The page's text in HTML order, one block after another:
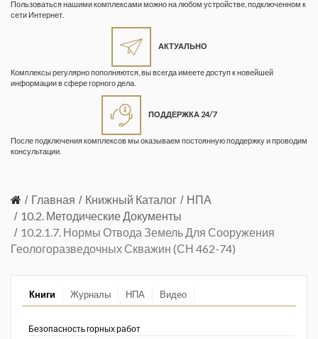
Пользоваться нашими комплексами можно на любом устройстве, подключенном к
сети Интернет.
АКТУАЛЬНО
Комплексы регулярно пополняются, вы всегда имеете доступ к новейшей
информации в сфере горного дела.
ПОДДЕРЖКА 24/7
После подключения комплексов мы оказываем постоянную поддержку и проводим
консультации.
Главная Книжный Каталог
НПА
10.2. Методические Документы
10.2.1.7. Нормы Отвода Земель Для Сооружения
Геологоразведочных Скважин (СН 462-74)
Книги Журналы НПА Видео
Безопасность горных работ
Кузбасса. Информационный
безопасность»
Информационный бюллетень
атомному надзору
Информация и космос
Маркшейдерия и недропользование
Маркшейдерский вестник
Медицина катастроф
Минеральные ресурсы России